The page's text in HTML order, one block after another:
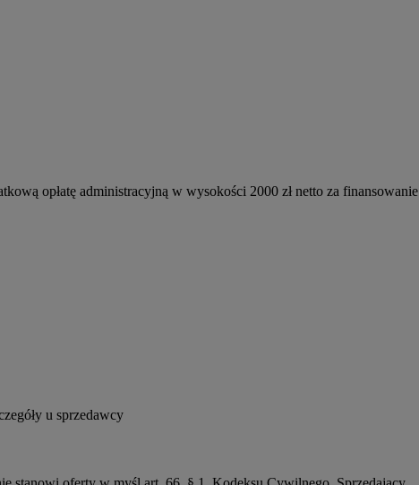
opłatę administracyjną w wysokości 2000 zł netto za finansowanie
u sprzedawcy